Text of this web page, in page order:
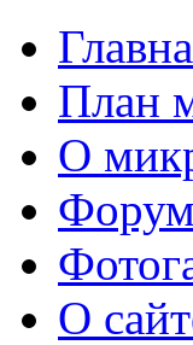
План
О
Форум
О